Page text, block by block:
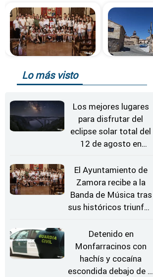
Lo más visto
Los mejores lugares
para disfrutar del
eclipse solar total del
12 de agosto en
El Ayuntamiento de
Zamora recibe a la
Banda de Música tras
sus históricos triunfos
Detenido en
Monfarracinos con
hachís y cocaína
escondida debajo de la